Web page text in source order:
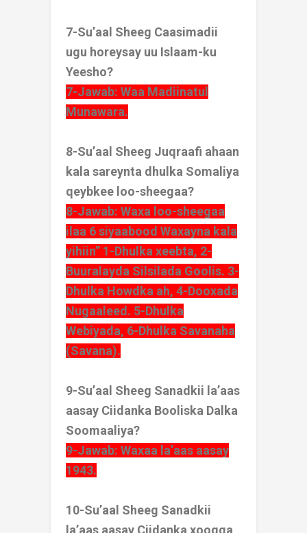
7-Su’aal Sheeg Caasimadii
ugu horeysay uu Islaam-ku
Yeesho?
7-Jawab: Waa Madiinatul
Munawara.
8-Su’aal Sheeg Juqraafi ahaan
kala sareynta dhulka Somaliya
qeybkee loo-sheegaa?
8-Jawab: Waxa loo-sheegaa
ilaa 6 siyaabood Waxayna kala
yihiin” 1-Dhulka xeebta, 2-
Buuralayda Silsilada Goolis. 3-
Dhulka Howdka ah, 4-Dooxada
Nugaaleed. 5-Dhulka
Webiyada, 6-Dhulka Savanaha
(Savana).
9-Su’aal Sheeg Sanadkii la’aas
aasay Ciidanka Booliska Dalka
Soomaaliya?
9-Jawab: Waxaa la’aas aasay
1943.
10-Su’aal Sheeg Sanadkii
la’aas aasay Ciidanka xoogga